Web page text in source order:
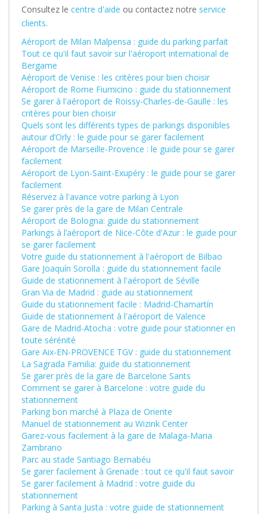
Consultez le centre d'aide ou contactez notre service
clients.
Aéroport de Milan Malpensa : guide du parking parfait
Tout ce qu'il faut savoir sur l'aéroport international de
Bergame
Aéroport de Venise : les critères pour bien choisir
Aéroport de Rome Fiumicino : guide du stationnement
Se garer à l'aéroport de Roissy-Charles-de-Gaulle : les
critères pour bien choisir
Quels sont les différents types de parkings disponibles
autour d’Orly : le guide pour se garer facilement
Aéroport de Marseille-Provence : le guide pour se garer
facilement
Aéroport de Lyon-Saint-Exupéry : le guide pour se garer
facilement
Réservez à l'avance votre parking à Lyon
Se garer près de la gare de Milan Centrale
Aéroport de Bologna: guide du stationnement
Parkings à l’aéroport de Nice-Côte d'Azur : le guide pour
se garer facilement
Votre guide du stationnement à l'aéroport de Bilbao
Gare Joaquín Sorolla : guide du stationnement facile
Guide de stationnement à l'aéroport de Séville
Gran Via de Madrid : guide au stationnement
Guide du stationnement facile : Madrid-Chamartín
Guide de stationnement à l'aéroport de Valence
Gare de Madrid-Atocha : votre guide pour stationner en
toute sérénité
Gare Aix-EN-PROVENCE TGV : guide du stationnement
La Sagrada Familia: guide du stationnement
Se garer près de la gare de Barcelone Sants
Comment se garer à Barcelone : votre guide du
stationnement
Parking bon marché à Plaza de Oriente
Manuel de stationnement au Wizink Center
Garez-vous facilement à la gare de Malaga-Maria
Zambrano
Parc au stade Santiago Bernabéu
Se garer facilement à Grenade : tout ce qu'il faut savoir
Se garer facilement à Madrid : votre guide du
stationnement
Parking à Santa Justa : votre guide de stationnement